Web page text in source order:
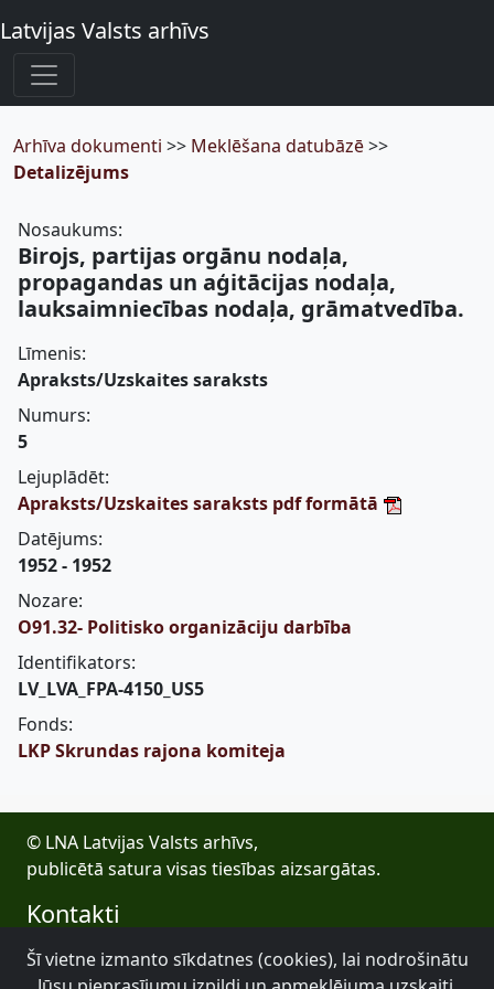
Latvijas Valsts arhīvs
Arhīva dokumenti >> Meklēšana datubāzē>>
Detalizējums
Nosaukums:
Birojs, partijas orgānu nodaļa,
propagandas un aģitācijas nodaļa,
lauksaimniecības nodaļa, grāmatvedība.
Līmenis:
Apraksts/Uzskaites saraksts
Numurs:
5
Lejuplādēt:
Apraksts/Uzskaites saraksts pdf formātā
Datējums:
1952 - 1952
Nozare:
O91.32- Politisko organizāciju darbība
Identifikators:
LV_LVA_FPA-4150_US5
Fonds:
LKP Skrundas rajona komiteja
© LNA Latvijas Valsts arhīvs,
publicētā satura visas tiesības aizsargātas.
Kontakti
E-pasts: lva@arhivi.gov.lv
Tālrunis: +371 20027447
Šī vietne izmanto sīkdatnes (cookies), lai nodrošinātu